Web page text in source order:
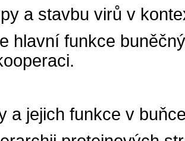
a stavbu virů v
hlavní funkce
a jejich funkce v